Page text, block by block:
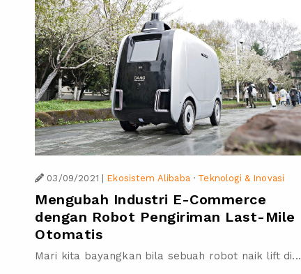
03/09/2021 Ekosistem Alibaba · Teknologi & Inovasi
Mengubah Industri E-Commerce
dengan Robot Pengiriman Last-Mile
Otomatis
Mari kita bayangkan bila sebuah robot naik lift di...